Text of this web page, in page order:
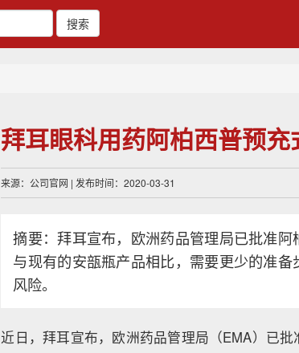
搜索
拜耳眼科用药阿柏西普预
来源：公司官网 | 发布时间：2020-03-31
摘要：拜耳宣布，欧洲药品管理局已批准
与现有的安瓿瓶产品相比，需要更少的准
风险。
近日，拜耳宣布，欧洲药品管理局（EMA）已